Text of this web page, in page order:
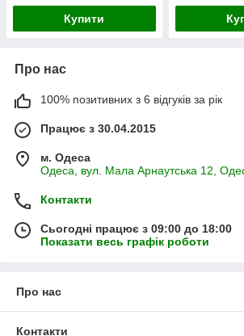
Купити
Про нас
100% позитивних з 6 відгуків за рік
Працює з 30.04.2015
м. Одеса
Одеса, вул. Мала Арнаутська 12,
Контакти
Сьогодні працює з 09:00 до 18:00
Показати весь графік роботи
Про нас
Контакти